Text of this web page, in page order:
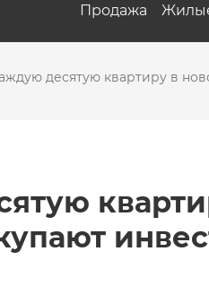
Продажа
десятую квартиру в